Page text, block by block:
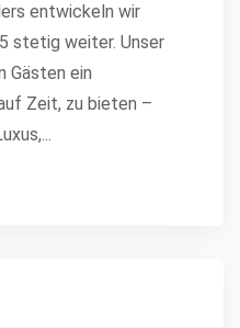
entwickeln wir
stetig weiter. Unser
Gästen ein
Zeit, zu bieten –
...